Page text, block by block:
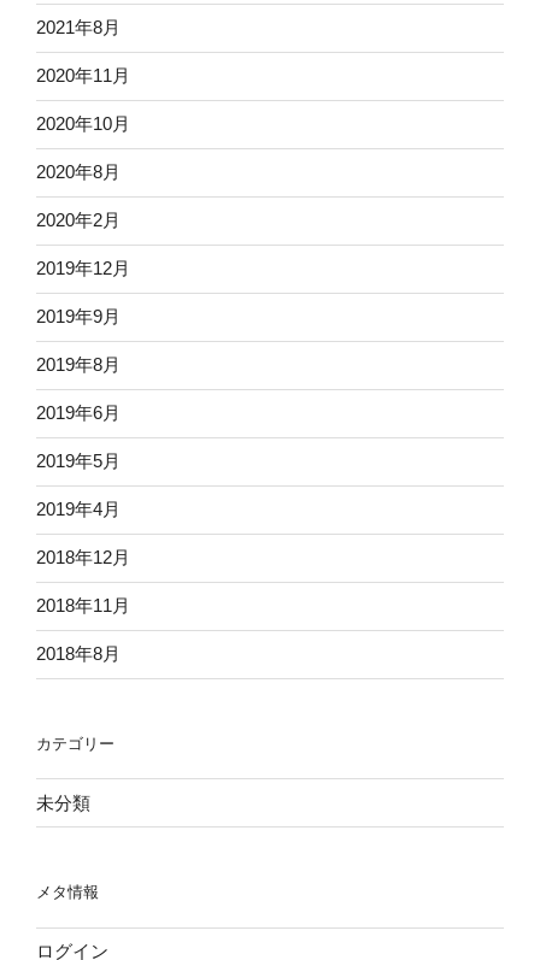
2021年8月
2020年11月
2020年10月
2020年8月
2020年2月
2019年12月
2019年9月
2019年8月
2019年6月
2019年5月
2019年4月
2018年12月
2018年11月
2018年8月
カテゴリー
未分類
メタ情報
ログイン